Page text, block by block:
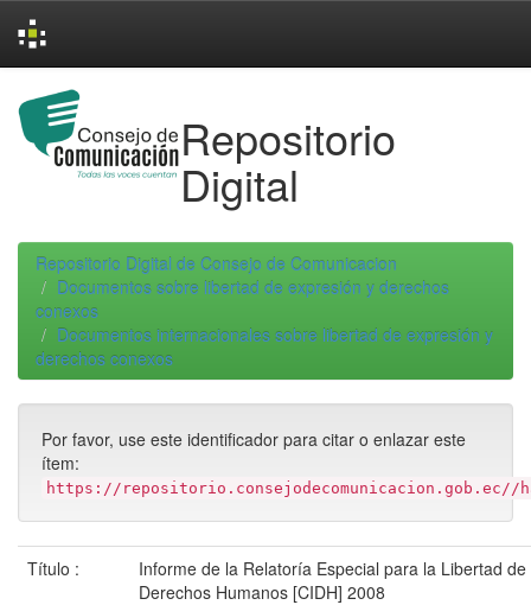
navigation
Repositorio
Digital
Repositorio Digital de Consejo de Comunicacion
Documentos sobre libertad de expresión y derechos
conexos
Documentos internacionales sobre libertad de expresión y
derechos conexos
Por favor, use este identificador para citar o enlazar este
ítem:
https://repositorio.consejodecomunicacion.gob.ec//
Título :
Informe de la Relatoría Especial para la Libertad
Derechos Humanos [CIDH] 2008